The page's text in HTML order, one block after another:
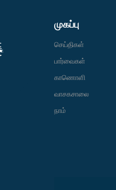
முகப்பு
செய்திகள்
பார்வைகள்
காணொளி
வாசகசாலை
நாம்